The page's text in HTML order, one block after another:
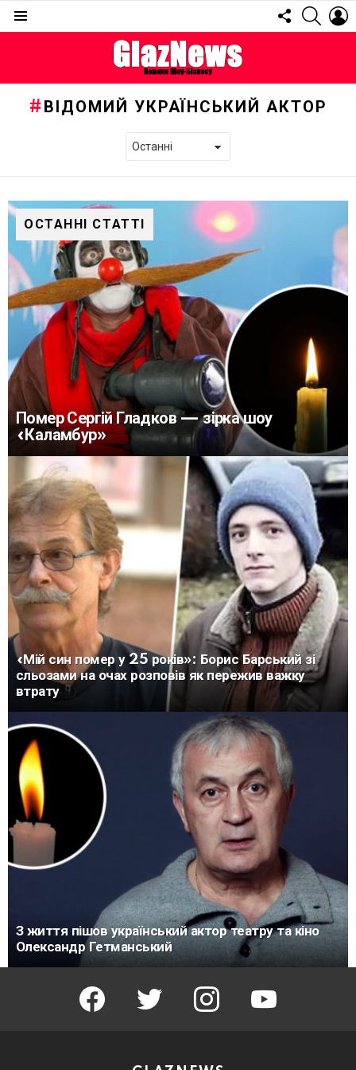
FOLLOW
US
ВІДОМИЙ УКРАЇНСЬКИЙ АКТОР
ОСТАННІ СТАТТІ
Помер Сергій Гладков — зірка шоу
«Каламбур»
«Мій син помер у 25 років»: Борис Барський зі
сльозами на очах розповів як пережив важку
втрату
З життя пішов український актор театру та кіно
Олександр Гетманський
facebook twitter instagram youtube